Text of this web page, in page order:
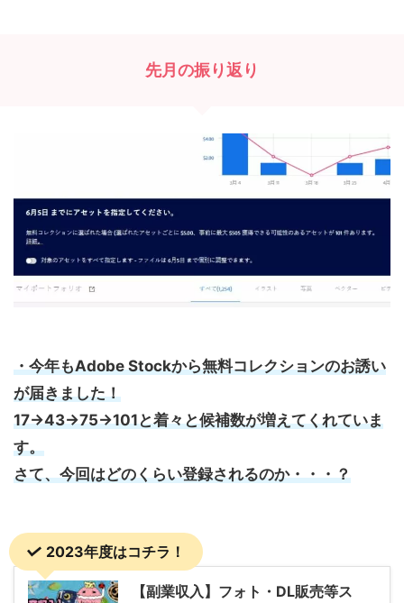
先月の振り返り
・今年もAdobe Stockから無料コレクションのお誘い
が届きました！
17→43→75→101と着々と候補数が増えてくれていま
す。
さて、今回はどのくらい登録されるのか・・・？
2023年度はコチラ！
【副業収入】フォト・DL販売等ス